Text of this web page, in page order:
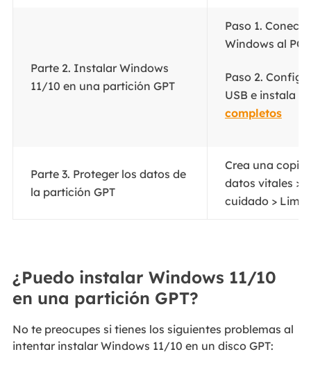
Parte 2. Instalar Windows
11/10 en una partición GPT
Paso 1.
Windows al PC
Paso 2.
USB e instala
completos
Parte 3. Proteger los datos de
la partición GPT
Crea una copia
datos vitales >
cuidado >
¿Puedo instalar Windows 11/10
en una partición GPT?
No te preocupes si tienes los siguientes problemas al
intentar instalar Windows 11/10 en un disco GPT: